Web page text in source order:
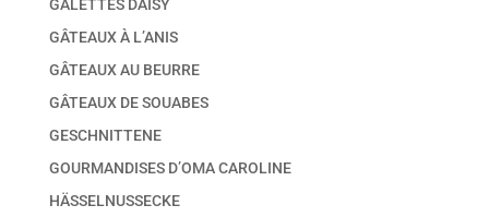
GALETTES DAISY
GÂTEAUX À L’ANIS
GÂTEAUX AU BEURRE
GÂTEAUX DE SOUABES
GESCHNITTENE
GOURMANDISES D’OMA CAROLINE
HÄSSELNUSSECKE